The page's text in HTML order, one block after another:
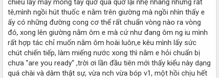
tê,mình ngồi hút thuốc e nằm trên giường mà ngồi nhìn thấy e
ấy có những đường cong cơ thể rất chuẩn vòng nào ra vòng
đó, xong lên giường nằm ôm e mà cứ như đang ôm ng iu mình
rất hợp tác chỉ muốn nằm ôm hoài luôn,e kêu mình lấy sức
chút chiến tiếp, làm miếng nước xong thì nằm e hỏi chuẩn bị
chưa ''are you ready'' ,trời ơi lần đầu tiên mới thấy kiểu này dạng
quá chài và dâm thật sự, vừa nch vừa bóp v1, một hồi chịu hết